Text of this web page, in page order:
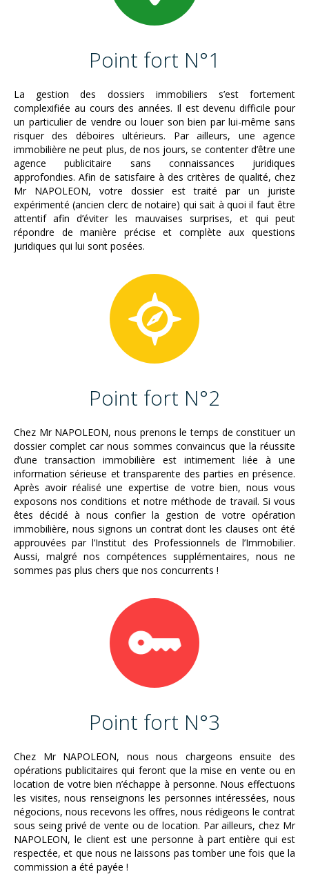
Point fort N°1
La gestion des dossiers immobiliers s’est fortement
complexifiée au cours des années. Il est devenu difficile pour
un particulier de vendre ou louer son bien par lui-même sans
risquer des déboires ultérieurs. Par ailleurs, une agence
immobilière ne peut plus, de nos jours, se contenter d’être une
agence publicitaire sans connaissances juridiques
approfondies. Afin de satisfaire à des critères de qualité, chez
Mr NAPOLEON, votre dossier est traité par un juriste
expérimenté (ancien clerc de notaire) qui sait à quoi il faut être
attentif afin d’éviter les mauvaises surprises, et qui peut
répondre de manière précise et complète aux questions
juridiques qui lui sont posées.
Point fort N°2
Chez Mr NAPOLEON, nous prenons le temps de constituer un
dossier complet car nous sommes convaincus que la réussite
d’une transaction immobilière est intimement liée à une
information sérieuse et transparente des parties en présence.
Après avoir réalisé une expertise de votre bien, nous vous
exposons nos conditions et notre méthode de travail. Si vous
êtes décidé à nous confier la gestion de votre opération
immobilière, nous signons un contrat dont les clauses ont été
approuvées par l’Institut des Professionnels de l’Immobilier.
Aussi, malgré nos compétences supplémentaires, nous ne
sommes pas plus chers que nos concurrents !
Point fort N°3
Chez Mr NAPOLEON, nous nous chargeons ensuite des
opérations publicitaires qui feront que la mise en vente ou en
location de votre bien n’échappe à personne. Nous effectuons
les visites, nous renseignons les personnes intéressées, nous
négocions, nous recevons les offres, nous rédigeons le contrat
sous seing privé de vente ou de location. Par ailleurs, chez Mr
NAPOLEON, le client est une personne à part entière qui est
respectée, et que nous ne laissons pas tomber une fois que la
commission a été payée !